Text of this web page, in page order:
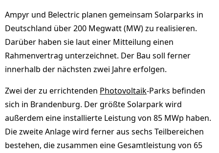
Ampyr und Belectric planen gemeinsam Solarparks in
Deutschland über 200 Megwatt (MW) zu realisieren.
Darüber haben sie laut einer Mitteilung einen
Rahmenvertrag unterzeichnet. Der Bau soll ferner
innerhalb der nächsten zwei Jahre erfolgen.
Zwei der zu errichtenden Photovoltaik-Parks befinden
sich in Brandenburg. Der größte Solarpark wird
außerdem eine installierte Leistung von 85 MWp haben.
Die zweite Anlage wird ferner aus sechs Teilbereichen
bestehen, die zusammen eine Gesamtleistung von 65